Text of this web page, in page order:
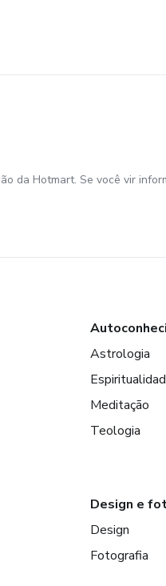
da Hotmart. Se você vir
Astrologia
Meditação
Teologia
Design e
Design
Fotografia